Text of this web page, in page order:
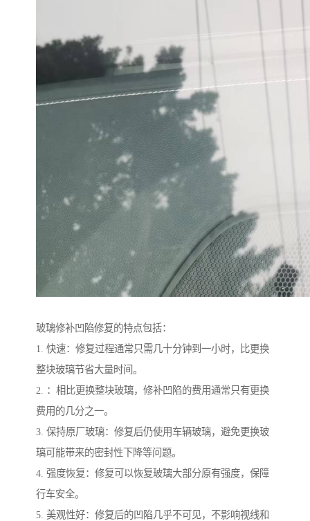
玻璃修补凹陷修复的特点包括：
1. 快速：修复过程通常只需几十分钟到一小时，比更换
整块玻璃节省大量时间。
2. ：相比更换整块玻璃，修补凹陷的费用通常只有更换
费用的几分之一。
3. 保持原厂玻璃：修复后仍使用车辆玻璃，避免更换玻
璃可能带来的密封性下降等问题。
4. 强度恢复：修复可以恢复玻璃大部分原有强度，保障
行车安全。
5. 美观性好：修复后的凹陷几乎不可见，不影响视线和